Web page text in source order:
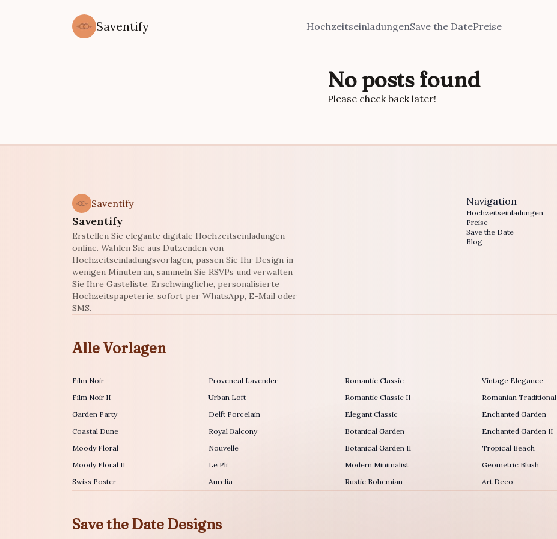
Saventify HochzeitseinladungenSave the DatePreise
No posts found
Please check back later!
Saventify
Saventify
Erstellen Sie elegante digitale Hochzeitseinladungen
online. Wahlen Sie aus Dutzenden von
Hochzeitseinladungsvorlagen, passen Sie Ihr Design in
wenigen Minuten an, sammeln Sie RSVPs und verwalten
Sie Ihre Gasteliste. Erschwingliche, personalisierte
Hochzeitspapeterie, sofort per WhatsApp, E-Mail oder
SMS.
Navigation
Hochzeitseinladungen
Preise
Save the Date
Blog
Alle Vorlagen
Film Noir
Film Noir II
Garden Party
Coastal Dune
Moody Floral
Moody Floral II
Swiss Poster
Provencal Lavender
Urban Loft
Delft Porcelain
Royal Balcony
Nouvelle
Le Pli
Aurelia
Romantic Classic
Romantic Classic II
Elegant Classic
Botanical Garden
Botanical Garden II
Modern Minimalist
Rustic Bohemian
Vintage Elegance
Romanian Traditional
Enchanted Garden
Enchanted Garden II
Tropical Beach
Geometric Blush
Art Deco
Save the Date Designs